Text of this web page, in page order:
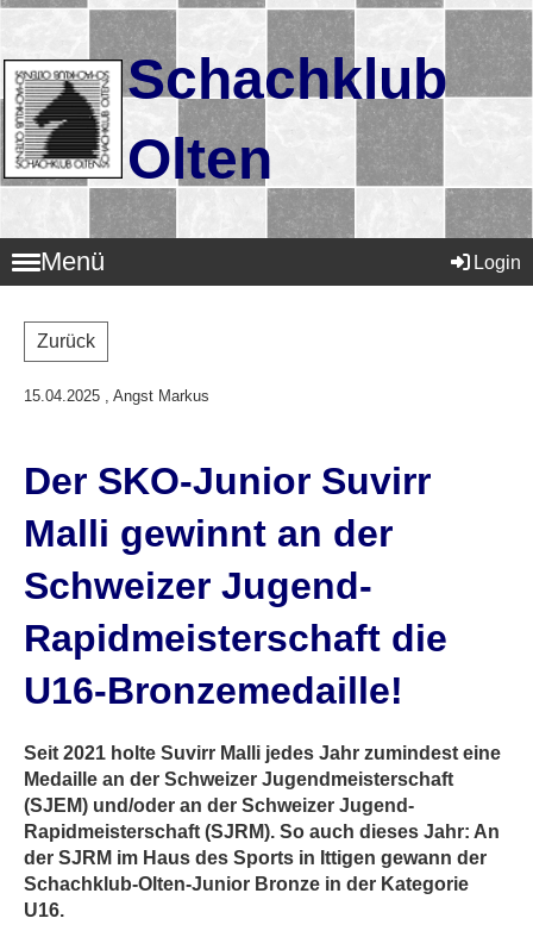
Schachklub
Olten
Menü Login
Zurück
15.04.2025 , Angst Markus
Der SKO-Junior Suvirr
Malli gewinnt an der
Schweizer Jugend-
Rapidmeisterschaft die
U16-Bronzemedaille!
Seit 2021 holte Suvirr Malli jedes Jahr zumindest eine
Medaille an der Schweizer Jugendmeisterschaft
(SJEM) und/oder an der Schweizer Jugend-
Rapidmeisterschaft (SJRM). So auch dieses Jahr: An
der SJRM im Haus des Sports in Ittigen gewann der
Schachklub-Olten-Junior Bronze in der Kategorie
U16.